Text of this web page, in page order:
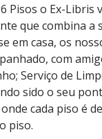
Pisos o Ex-
que combina
em casa, os
com
Serviço de
sido o seu
cada piso é
piso.